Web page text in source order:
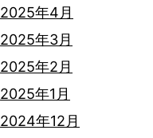
2025年4月
2025年3月
2025年2月
2025年1月
2024年12月